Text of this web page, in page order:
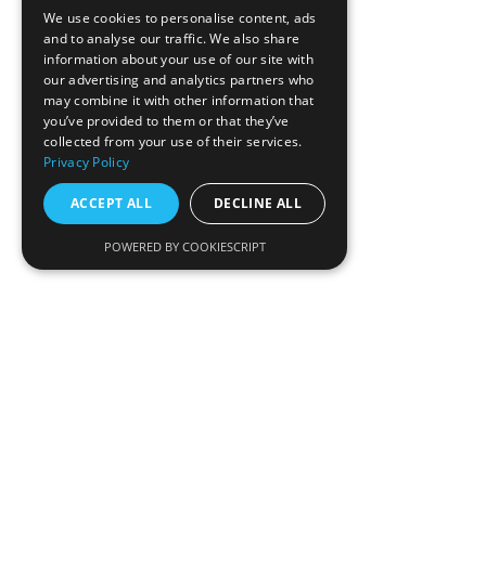
We use cookies to personalise content, ads
and to analyse our traffic. We also share
information about your use of our site with
our advertising and analytics partners who
may combine it with other information that
you’ve provided to them or that they’ve
collected from your use of their services.
Privacy Policy
ACCEPT ALL DECLINE ALL
POWERED BY COOKIESCRIPT